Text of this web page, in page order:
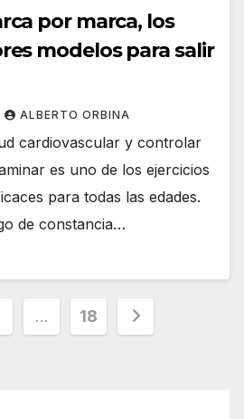
por marca, los
modelos para salir
ALBERTO ORBINA
cardiovascular y controlar
es uno de los ejercicios
para todas las edades.
de constancia…
… 18